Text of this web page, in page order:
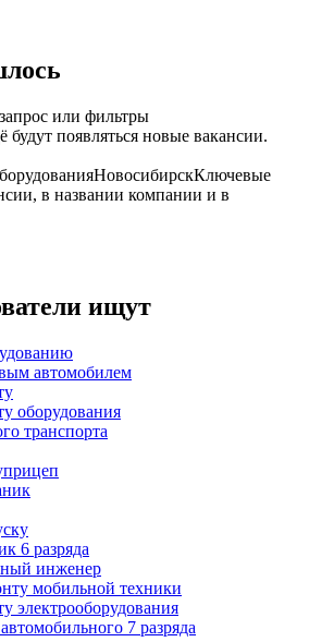
или фильтры
появляться новые вакансии.
НовосибирскКлючевые
в названии компании и в
ищут
автомобилем
оборудования
транспорта
6 разряда
инженер
мобильной техники
электрооборудования
7 разряда